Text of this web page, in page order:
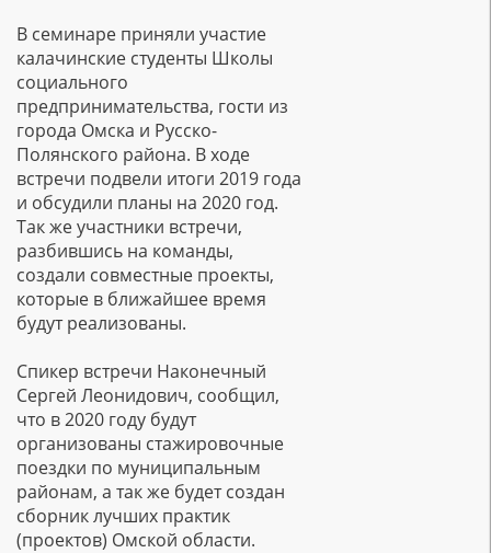
В семинаре приняли участие
калачинские студенты Школы
социального
предпринимательства, гости из
города Омска и Русско-
Полянского района. В ходе
встречи подвели итоги 2019 года
и обсудили планы на 2020 год.
Так же участники встречи,
разбившись на команды,
создали совместные проекты,
которые в ближайшее время
будут реализованы.
Спикер встречи Наконечный
Сергей Леонидович, сообщил,
что в 2020 году будут
организованы стажировочные
поездки по муниципальным
районам, а так же будет создан
сборник лучших практик
(проектов) Омской области.